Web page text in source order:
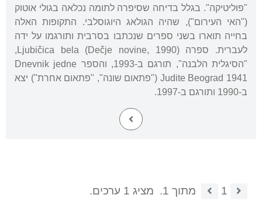
"פוליטיקה". בגלל בדיחה שסיפרה לתומה נכלאה בגולי אוטוק
("האי העירום"), שהיה הגולאג היוגוסלבי. התקופות האלה
בחייה תוארו בשני ספרים שנכתבו בסרבית ותורגמו על ידה
לעברית. ספרה Ljubičica bela (Dečje novine, 1990),
"הסיגלית הלבנה", תורגם ב-1993, והספר Dnevnik jedne
Judite Beograd 1941 ("פתאום שונה", "פתאום אחרת") יצא
ב-1990 ותורגם ב-1997.
1 מתוך 1. מציג 1 ערכים.